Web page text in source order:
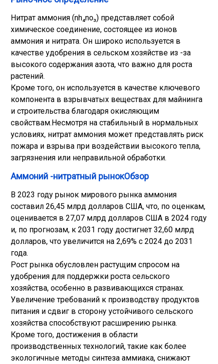
Нитрат аммония (nh₄no₃) представляет собой
химическое соединение, состоящее из ионов
аммония и нитрата. Он широко используется в
качестве удобрения в сельском хозяйстве из -за
высокого содержания азота, что важно для роста
растений.
Кроме того, он используется в качестве ключевого
компонента в взрывчатых веществах для майнинга
и строительства благодаря окисляющим
свойствам.Несмотря на стабильный в нормальных
условиях, нитрат аммония может представлять риск
пожара и взрыва при воздействии высокого тепла,
загрязнения или неправильной обработки.
Аммоний -нитратный рынокОбзор
В 2023 году рынок мирового рынка аммония
составил 26,45 млрд долларов США, что, по оценкам,
оценивается в 27,07 млрд долларов США в 2024 году
и, по прогнозам, к 2031 году достигнет 32,60 млрд
долларов, что увеличится на 2,69% с 2024 до 2031
года.
Рост рынка обусловлен растущим спросом на
удобрения для поддержки роста сельского
хозяйства, особенно в развивающихся странах.
Увеличение требований к производству продуктов
питания и сдвиг в сторону устойчивого сельского
хозяйства способствуют расширению рынка.
Кроме того, достижения в области
производственных технологий, такие как более
экологичные методы синтеза аммиака, снижают